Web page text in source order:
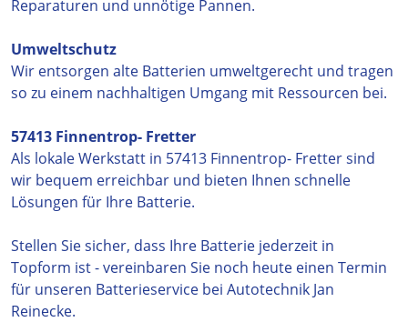
Reparaturen und unnötige Pannen.
Umweltschutz
Wir entsorgen alte Batterien umweltgerecht und tragen
so zu einem nachhaltigen Umgang mit Ressourcen bei.
57413 Finnentrop- Fretter
Als lokale Werkstatt in 57413 Finnentrop- Fretter sind
wir bequem erreichbar und bieten Ihnen schnelle
Lösungen für Ihre Batterie.
Stellen Sie sicher, dass Ihre Batterie jederzeit in
Topform ist - vereinbaren Sie noch heute einen Termin
für unseren Batterieservice bei Autotechnik Jan
Reinecke.